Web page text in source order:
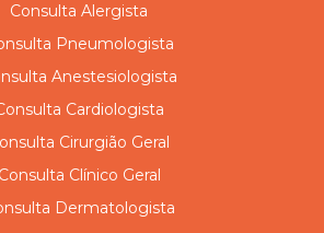
Consulta Alergista
Pneumologista
Anestesiologista
Cardiologista
Cirurgião Geral
Consulta Clínico Geral
Dermatologista